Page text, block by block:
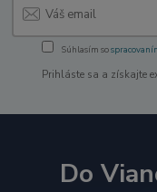
Súhlasím so
Prihláste sa a získajte
Do